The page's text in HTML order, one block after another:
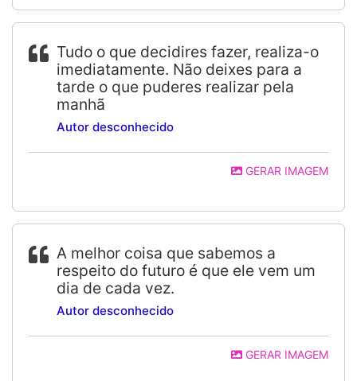
Tudo o que decidires fazer, realiza-o
imediatamente. Não deixes para a
tarde o que puderes realizar pela
manhã
Autor desconhecido
GERAR IMAGEM
A melhor coisa que sabemos a
respeito do futuro é que ele vem um
dia de cada vez.
Autor desconhecido
GERAR IMAGEM